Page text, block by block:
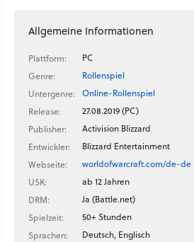
Allgemeine Informationen
Plattform:
PC
Genre:
Rollenspiel
Untergenre:
Online-Rollenspiel
Release:
27.08.2019 (PC)
Publisher:
Activision Blizzard
Entwickler:
Blizzard Entertainment
Webseite:
worldofwarcraft.com/de-de
USK:
ab 12 Jahren
DRM:
Ja (Battle.net)
Spielzeit:
50+ Stunden
Sprachen:
Deutsch, Englisch